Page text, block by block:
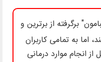
برگرفته از برترین و
اما به تمامی کاربران
انجام موارد درمانی